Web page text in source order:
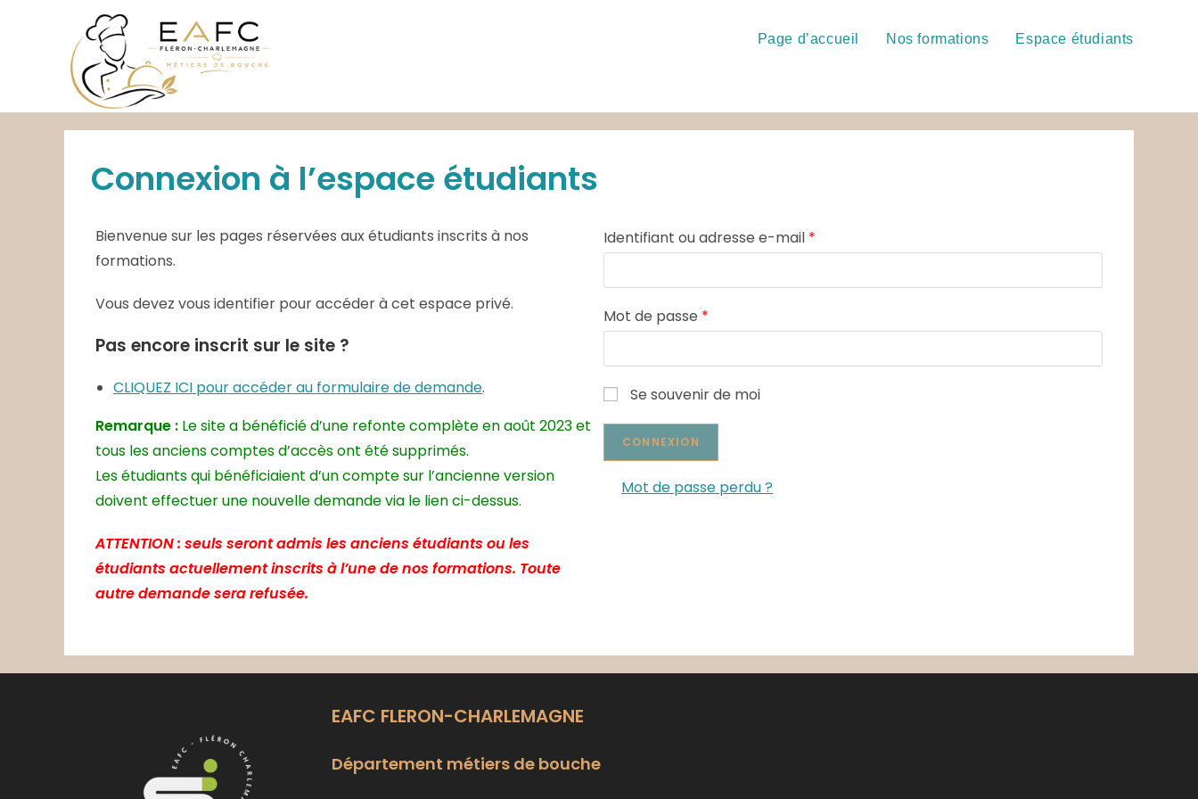
Page d’accueil Nos formations Espace étudiants
Connexion à l’espace étudiants
Bienvenue sur les pages réservées aux étudiants inscrits à nos
formations.
Vous devez vous identifier pour accéder à cet espace privé.
Pas encore inscrit sur le site ?
CLIQUEZ ICI pour accéder au formulaire de demande.
Remarque : Le site a bénéficié d’une refonte complète en août 2023 et
tous les anciens comptes d’accès ont été supprimés.
Les étudiants qui bénéficiaient d’un compte sur l’ancienne version
doivent effectuer une nouvelle demande via le lien ci-dessus.
ATTENTION : seuls seront admis les anciens étudiants ou les
étudiants actuellement inscrits à l’une de nos formations. Toute
autre demande sera refusée.
Identifiant ou adresse e-mail *
Mot de passe *
Se souvenir de moi
Mot de passe perdu ?
EAFC FLERON-CHARLEMAGNE
Département métiers de bouche